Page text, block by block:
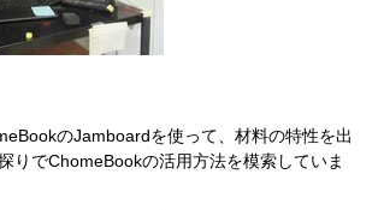
のJamboardを使って、材料の特性を出
りでChomeBookの活用方法を模索していま